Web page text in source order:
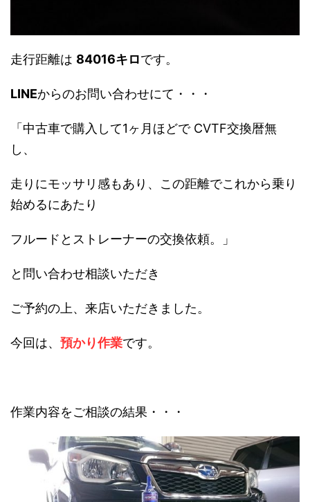
走行距離は 84016キロです。
LINEからのお問い合わせにて・・・
「中古車で購入して1ヶ月ほどで CVTF交換暦無
し、
走りにモッサリ感もあり、この距離でこれから乗り
始めるにあたり
フルードとストレーナーの交換依頼。」
と問い合わせ相談いただき
ご予約の上、来店いただきました。
今回は、 預かり作業です。
作業内容をご相談の結果・・・